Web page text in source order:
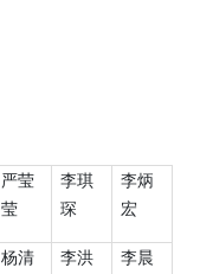
严莹
莹
李琪
琛
李炳
宏
杨清
李洪
李晨